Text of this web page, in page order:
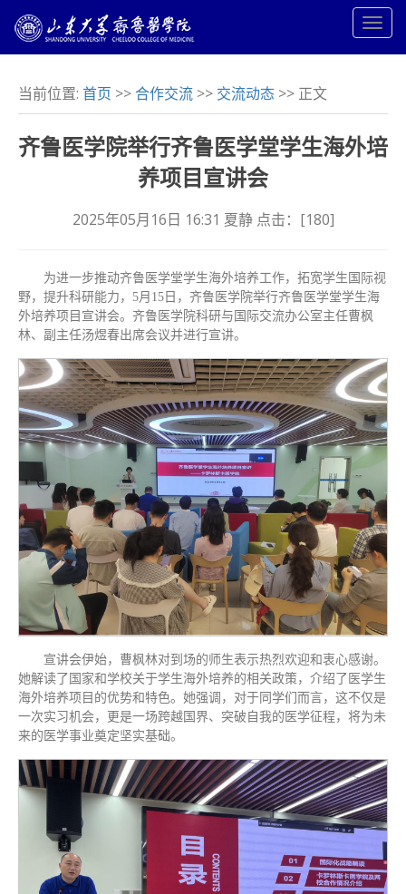
当前位置: 首页 >>合作交流 >> 交流动态 >> 正文
齐鲁医学院举行齐鲁医学堂学生海外培
养项目宣讲会
2025年05月16日 16:31 夏静 点击：[180]
为进一步推动齐鲁医学堂学生海外培养工作，拓宽学生国际视
野，提升科研能力，5月15日，齐鲁医学院举行齐鲁医学堂学生海
外培养项目宣讲会。齐鲁医学院科研与国际交流办公室主任曹枫
林、副主任汤煜春出席会议并进行宣讲。
宣讲会伊始，曹枫林对到场的师生表示热烈欢迎和衷心感谢。
她解读了国家和学校关于学生海外培养的相关政策，介绍了医学生
海外培养项目的优势和特色。她强调，对于同学们而言，这不仅是
一次实习机会，更是一场跨越国界、突破自我的医学征程，将为未
来的医学事业奠定坚实基础。